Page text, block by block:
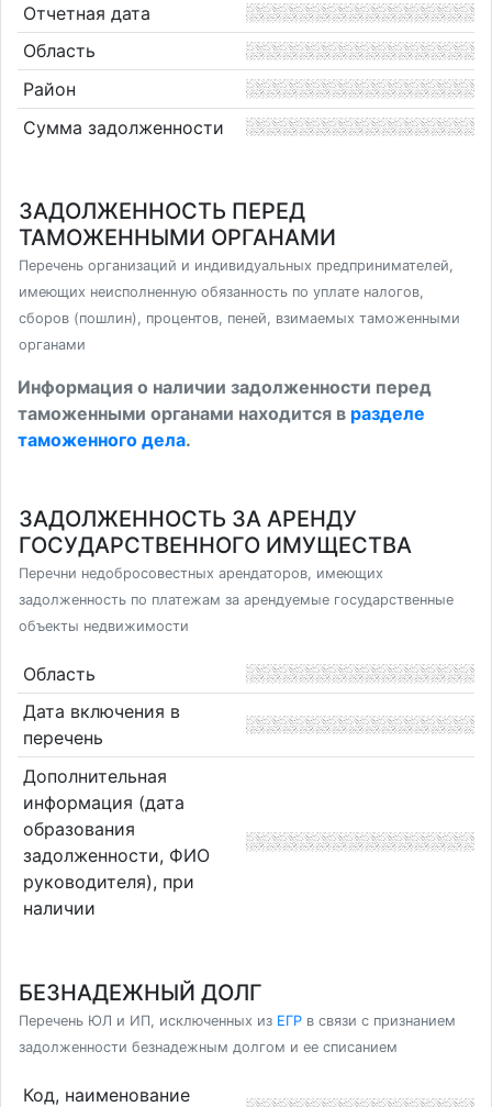
Отчетная дата
Область
Район
Сумма задолженности
ЗАДОЛЖЕННОСТЬ ПЕРЕД
ТАМОЖЕННЫМИ ОРГАНАМИ
Перечень организаций и индивидуальных предпринимателей,
имеющих неисполненную обязанность по уплате налогов,
сборов (пошлин), процентов, пеней, взимаемых таможенными
органами
Информация о наличии задолженности перед
таможенными органами находится в разделе
таможенного дела.
ЗАДОЛЖЕННОСТЬ ЗА АРЕНДУ
ГОСУДАРСТВЕННОГО ИМУЩЕСТВА
Перечни недобросовестных арендаторов, имеющих
задолженность по платежам за арендуемые государственные
объекты недвижимости
Область
Дата включения в
перечень
Дополнительная
информация (дата
образования
задолженности, ФИО
руководителя), при
наличии
БЕЗНАДЕЖНЫЙ ДОЛГ
Перечень ЮЛ и ИП, исключенных из ЕГР в связи с признанием
задолженности безнадежным долгом и ее списанием
Код, наименование